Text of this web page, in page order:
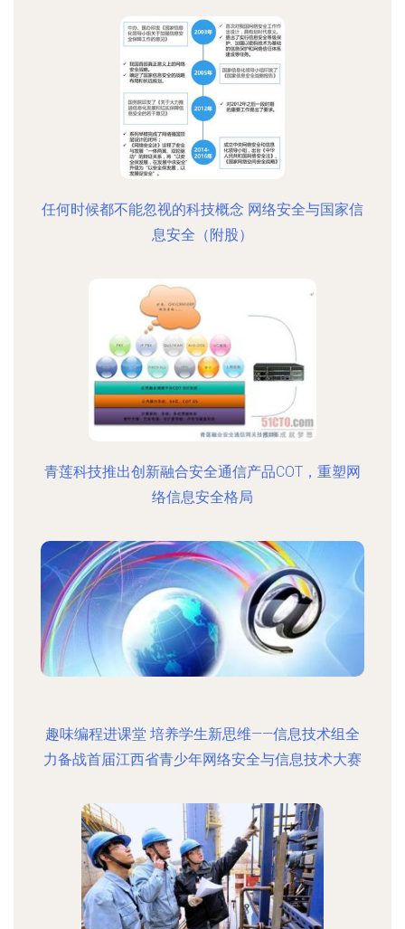
任何时候都不能忽视的科技概念 网络安全与国家信
息安全（附股）
青莲科技推出创新融合安全通信产品COT，重塑网
络信息安全格局
趣味编程进课堂 培养学生新思维——信息技术组全
力备战首届江西省青少年网络安全与信息技术大赛